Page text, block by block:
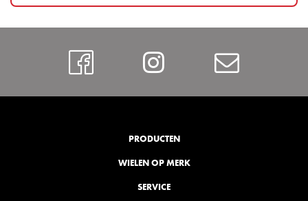
FacebookInstagram
PRODUCTEN
WIELEN OP MERK
SERVICE